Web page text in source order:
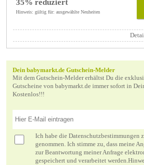
35% reduziert
Hinweis: gültig für: ausgewählte Neuheiten
Dein babymarkt.de Gutschein-Melder
Mit dem Gutschein-Melder erhältst Du die
Gutscheine von babymarkt.de immer sofort in
Kostenlos!!!
Ich habe die Datenschutzbestimmungen
genommen. Ich stimme zu, dass meine
zur Beantwortung meiner Anfrage
gespeichert und verarbeitet